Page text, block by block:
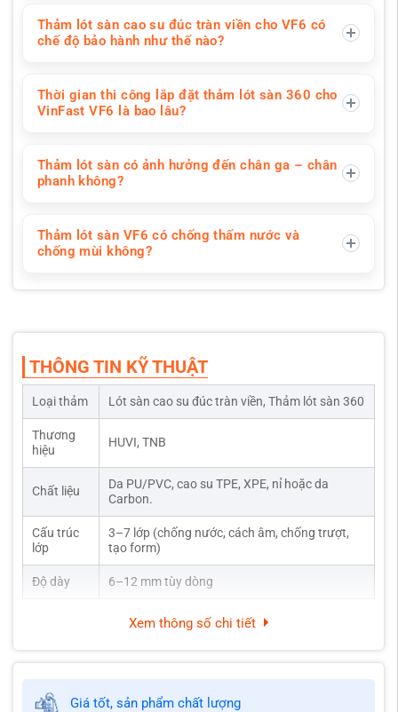
Thảm lót sàn cao su đúc tràn viền cho VF6 có
chế độ bảo hành như thế nào?
Thời gian thi công lắp đặt thảm lót sàn 360 cho
VinFast VF6 là bao lâu?
Thảm lót sàn có ảnh hưởng đến chân ga – chân
phanh không?
Thảm lót sàn VF6 có chống thấm nước và
chống mùi không?
THÔNG TIN KỸ THUẬT
Loại thảm Lót sàn cao su đúc tràn viền, Thảm lót sàn 360
Thương
hiệu
HUVI, TNB
Chất liệu
Da PU/PVC, cao su TPE, XPE, nỉ hoặc da
Carbon.
Cấu trúc
lớp
3–7 lớp (chống nước, cách âm, chống trượt,
tạo form)
Độ dày 6–12 mm tùy dòng
Xem thông số chi tiết
Giá tốt, sản phẩm chất lượng